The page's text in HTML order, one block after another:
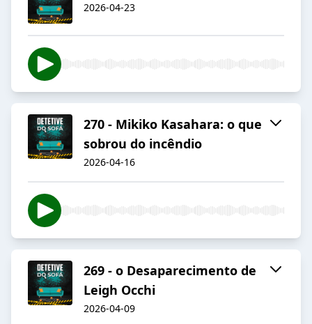
2026-04-23
270 - Mikiko Kasahara: o que
sobrou do incêndio
2026-04-16
269 - o Desaparecimento de
Leigh Occhi
2026-04-09